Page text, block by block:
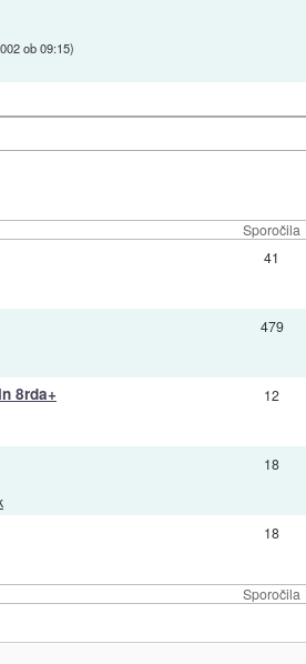
ob 09:15)
Sporočila
Sporočila
41
479
8rda+ 12
18
18